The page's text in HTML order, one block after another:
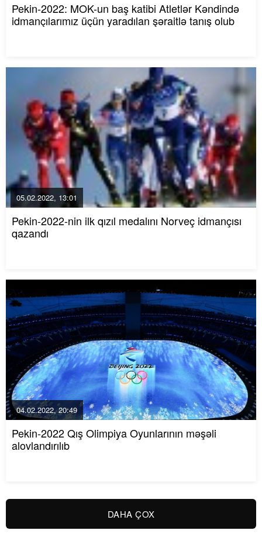
Pekin-2022: MOK-un baş katibi Atletlər Kəndində
idmançılarımız üçün yaradılan şəraitlə tanış olub
05.02.2022, 13:01
Pekin-2022-nin ilk qızıl medalını Norveç idmançısı
qazandı
04.02.2022, 20:49
Pekin-2022 Qış Olimpiya Oyunlarının məşəli
alovlandırılıb
DAHA ÇOX